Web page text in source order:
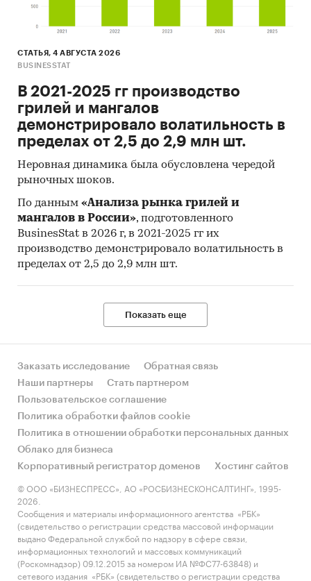
СТАТЬЯ, 4 АВГУСТА 2026
BUSINESSTAT
В 2021-2025 гг производство
грилей и мангалов
демонстрировало волатильность в
пределах от 2,5 до 2,9 млн шт.
Неровная динамика была обусловлена чередой
рыночных шоков.
По данным «Анализа рынка грилей и
мангалов в России», подготовленного
BusinesStat в 2026 г, в 2021-2025 гг их
производство демонстрировало волатильность в
пределах от 2,5 до 2,9 млн шт.
Показать еще
Заказать исследование
Обратная связь
Наши партнеры
Стать партнером
Пользовательское соглашение
Политика обработки файлов cookie
Политика в отношении обработки персональных данных
Облако для бизнеса
Корпоративный регистратор доменов
Хостинг сайтов
© ООО «БИЗНЕСПРЕСС», АО «РОСБИЗНЕСКОНСАЛТИНГ», 1995-
2026.
Сообщения и материалы информационного агентства «РБК»
(свидетельство о регистрации средства массовой информации
выдано Федеральной службой по надзору в сфере связи,
информационных технологий и массовых коммуникаций
(Роскомнадзор) 09.12.2015 за номером ИА №ФС77-63848) и
сетевого издания «РБК» (свидетельство о регистрации средства